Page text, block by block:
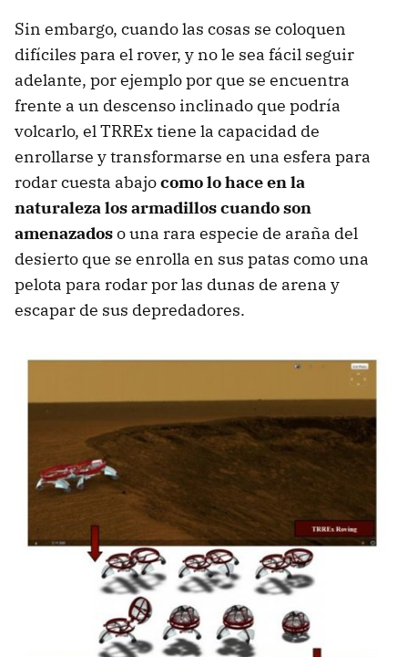
Sin embargo, cuando las cosas se coloquen
difíciles para el rover, y no le sea fácil seguir
adelante, por ejemplo por que se encuentra
frente a un descenso inclinado que podría
volcarlo, el TRREx tiene la capacidad de
enrollarse y transformarse en una esfera para
rodar cuesta abajocomo lo hace en la
naturaleza los armadillos cuando son
amenazadoso una rara especie de araña del
desierto que se enrolla en sus patas como una
pelota para rodar por las dunas de arena y
escapar de sus depredadores.